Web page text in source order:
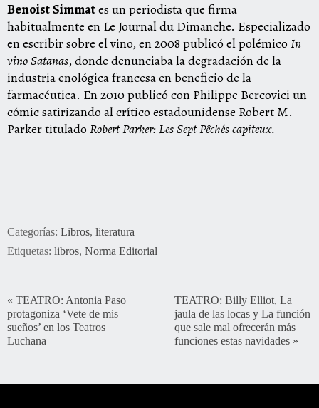
BenoistSimmates un periodista que firma
habitualmente en Le Journal du Dimanche. Especializado
en escribir sobre el vino, en 2008 publicó el polémico In
vinoSatanas, donde denunciaba la degradación de la
industria enológica francesa en beneficio de la
farmacéutica. En 2010 publicó con Philippe Bercovici un
cómic satirizando al crítico estadounidense Robert M.
Parker titulado RobertParker:LesSeptPêchéscapiteux.
Categorías: Libros, literatura
Etiquetas: libros, Norma Editorial
« TEATRO: Antonia Paso
protagoniza ‘Vete de mis
sueños’ en los Teatros
Luchana
TEATRO: Billy Elliot, La
jaula de las locas y La función
que sale mal ofrecerán más
funciones estas navidades »